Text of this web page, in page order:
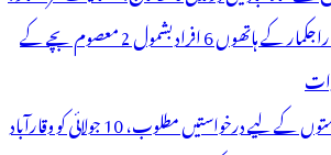
پو کسو کیس کے ملزم راجکمار کے ہاتھوں 6 افراد بشمول 2 معصوم بچے کے
اپولو فارمیسی میں ملازمتوں کے لیے درخواستیں مطلوب، 10 جولائی کو وقارآباد